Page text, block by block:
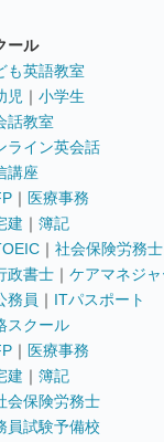
ール
も英語教室
児 ｜ 小学生
話教室
ライン英会話
講座
｜ 医療事務
建 ｜ 簿記
｜ 社会保険労務士
政書士 ｜ ケアマネジャ
務員 ｜ ITパスポート
スクール
｜ 医療事務
建 ｜ 簿記
会保険労務士
員試験予備校